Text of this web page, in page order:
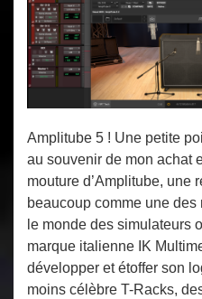
Amplitube 5 ! Une petite
au souvenir de mon achat
mouture d’Amplitube, une
beaucoup comme une
le monde des simulateurs
marque italienne IK
développer et étoffer son
moins célèbre T-Racks,